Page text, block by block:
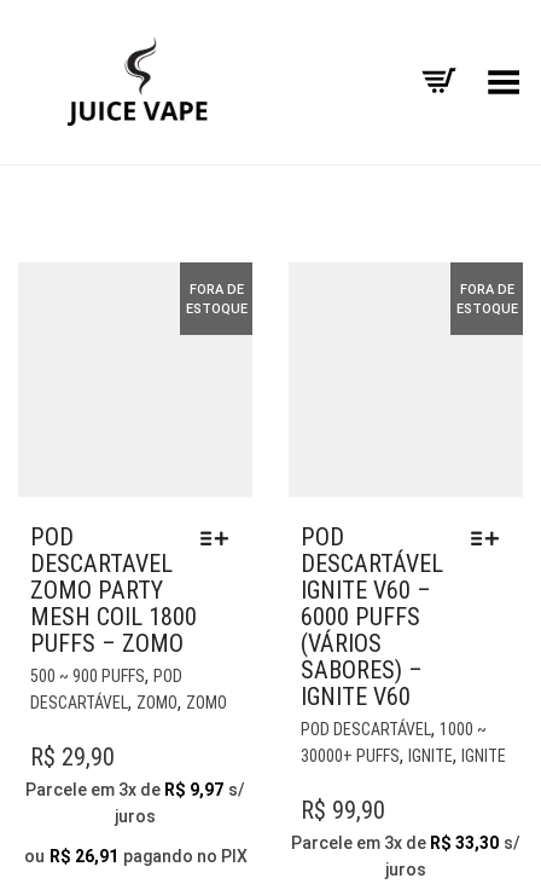
Alternar Menu
FORA DE
ESTOQUE
POD
DESCARTAVEL
ZOMO PARTY
MESH COIL 1800
PUFFS – ZOMO
500 ~ 900 PUFFS, POD
DESCARTÁVEL, ZOMO, ZOMO
PRODUTO
AS
PODEM
R$ 29,90
Parcele em 3x de R$ 9,97 s/
juros
ou R$ 26,91 pagando no PIX
FORA DE
ESTOQUE
POD
DESCARTÁVEL
IGNITE V60 –
6000 PUFFS
(VÁRIOS
SABORES) –
IGNITE V60
POD DESCARTÁVEL, 1000 ~
30000+ PUFFS, IGNITE, IGNITE
AS
R$ 99,90
Parcele em 3x de R$ 33,30 s/
juros